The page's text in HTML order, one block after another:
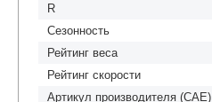
R
Сезонность
Рейтинг веса
Рейтинг скорости
Артикул производителя (CAE)